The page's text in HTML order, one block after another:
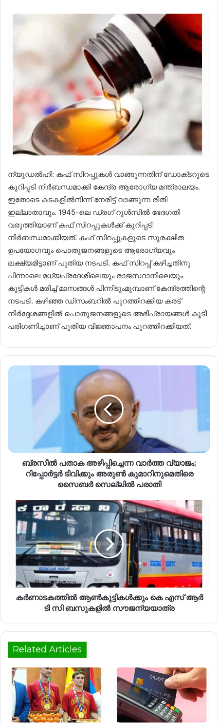
ന്യൂഡൽഹി: കഫ് സിറപ്പുകൾ വാങ്ങുന്നതിന് ഡോക്‌ടറുടെ
കുറിപ്പടി നിർബന്ധമാക്കി കേന്ദ്ര ആരോഗ്യ മന്ത്രാലയം.
ഇതോടെ കടകളിൽനിന്ന് നേരിട്ട് വാങ്ങുന്ന രീതി
ഇല്ലാതാവും. 1945-ലെ ഡ്രഗ് റൂൾസിൽ ഭേദഗതി
വരുത്തിയാണ് കഫ് സിറപ്പുകൾക്ക് കുറിപ്പടി
നിർബന്ധമാക്കിയത്. കഫ് സിറപ്പുകളുടെ സുരക്ഷിത
ഉപയോഗവും പൊതുജനങ്ങളുടെ ആരോഗ്യവും
ലക്ഷ്യമിട്ടാണ് പുതിയ നടപടി. കഫ് സിറപ്പ് കഴിച്ചതിനു
പിന്നാലെ മധ്യപ്രദേശിലെയും രാജസ്ഥാനിലെയും
കുട്ടികൾ മരിച്ച് മാസങ്ങൾ പിന്നിടുംമുമ്പാണ് കേന്ദ്രത്തിന്റെ
നടപടി. കഴിഞ്ഞ ഡിസംബറിൽ പുറത്തിറക്കിയ കരട്
നിർദ്ദേശങ്ങളിൽ പൊതുജനങ്ങളുടെ അഭിപ്രായങ്ങൾ കൂടി
പരിഗണിച്ചാണ് പുതിയ വിജ്ഞാപനം പുറത്തിറക്കിയത്.
ബ്രസീൽ പതാക അഴിപ്പിച്ചെന്ന വാർത്ത വ്യാജം;
റിപ്പോർട്ടർ ടിവിക്കും അരുൺ കുമാറിനുമെതിരെ
സൈബർ സെല്ലിൽ പരാതി
കർണാടകത്തിൽ ആൺകുട്ടികൾക്കും കെ എസ് ആർ
ടി സി ബസുകളിൽ സൗജന്യയാത്ര
Related Articles